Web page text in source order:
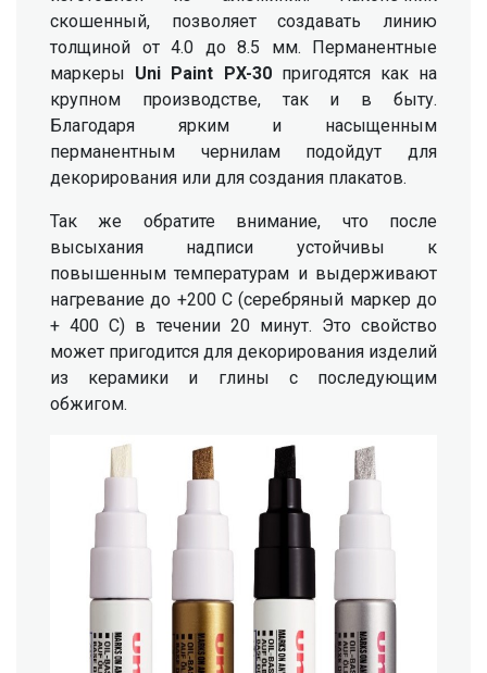
скошенный, позволяет создавать линию
толщиной от 4.0 до 8.5 мм. Перманентные
маркеры Uni Paint PX-30пригодятся как на
крупном производстве, так и в быту.
Благодаря ярким и насыщенным
перманентным чернилам подойдут для
декорирования или для создания плакатов.
Так же обратите внимание, что после
высыхания надписи устойчивы к
повышенным температурам и выдерживают
нагревание до +200 C (серебряный маркер до
+ 400 С) в течении 20 минут. Это свойство
может пригодится для декорирования изделий
из керамики и глины с последующим
обжигом.